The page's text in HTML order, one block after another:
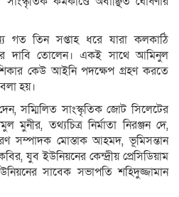
গত তিন সপ্তাহ ধরে যারা কলকাঠি
দাবি তোলেন। একই সাথে আমিনুল
কেউ আইনি পদক্ষেপ গ্রহণ করতে
হয়।
সম্মিলিত সাংস্কৃতিক জোট সিলেটের
মুনীর, তথ্যচিত্র নির্মাতা নিরঞ্জন দে,
সম্পাদক মোস্তাক আহমদ, ভূমিসন্তান
যুব ইউনিয়নের কেন্দ্রীয় প্রেসিডিয়াম
সাবেক সভাপতি শহিদুজ্জামান